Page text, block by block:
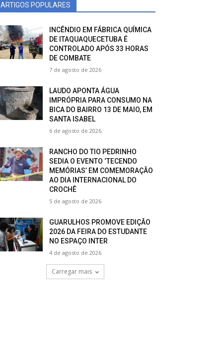
ARTIGOS POPULARES
INCÊNDIO EM FÁBRICA QUÍMICA
DE ITAQUAQUECETUBA É
CONTROLADO APÓS 33 HORAS
DE COMBATE
7 de agosto de 2026
LAUDO APONTA ÁGUA
IMPRÓPRIA PARA CONSUMO NA
BICA DO BAIRRO 13 DE MAIO, EM
SANTA ISABEL
6 de agosto de 2026
RANCHO DO TIO PEDRINHO
SEDIA O EVENTO ‘TECENDO
MEMÓRIAS’ EM COMEMORAÇÃO
AO DIA INTERNACIONAL DO
CROCHÊ
5 de agosto de 2026
GUARULHOS PROMOVE EDIÇÃO
2026 DA FEIRA DO ESTUDANTE
NO ESPAÇO INTER
4 de agosto de 2026
Carregar mais